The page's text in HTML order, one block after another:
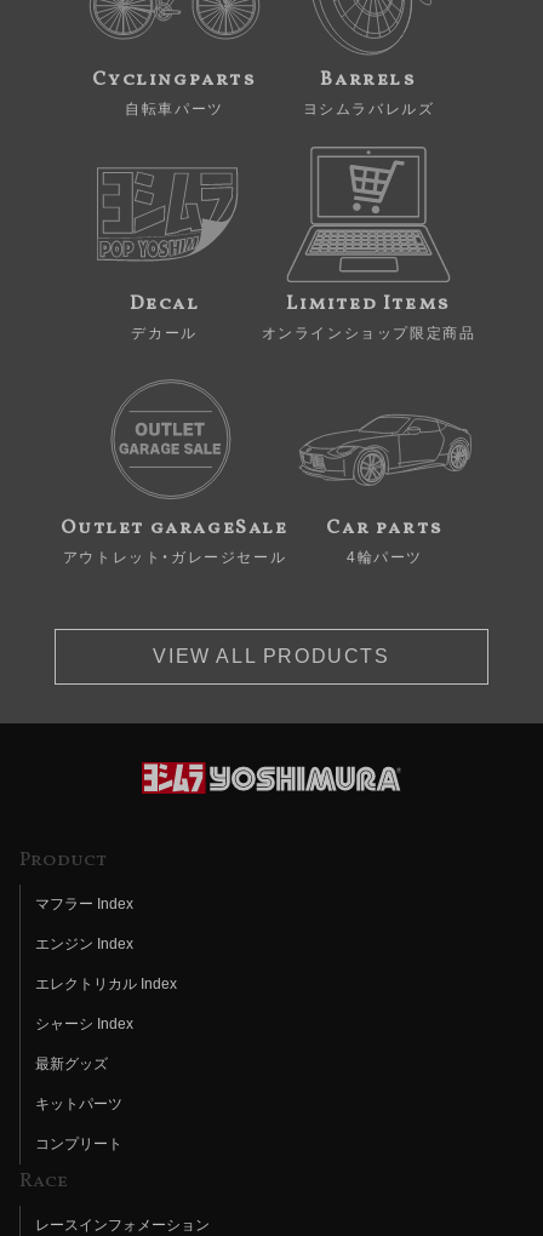
Cyclingparts
自転車パーツ
Barrels
ヨシムラバレルズ
Decal
デカール
Limited Items
オンラインショップ限定商品
Outlet garageSale
アウトレット・ガレージセール
Car parts
4輪パーツ
VIEW ALL PRODUCTS
Product
マフラー Index
エンジン Index
エレクトリカル Index
シャーシ Index
最新グッズ
キットパーツ
コンプリート
Race
レースインフォメーション